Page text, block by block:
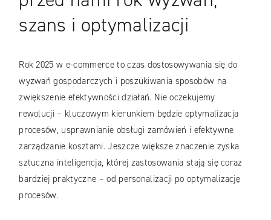
szans i optymalizacji
Rok 2025 w e-commerce to czas dostosowywania się do
wyzwań gospodarczych i poszukiwania sposobów na
zwiększenie efektywności działań. Nie oczekujemy
rewolucji – kluczowym kierunkiem będzie optymalizacja
procesów, usprawnianie obsługi zamówień i efektywne
zarządzanie kosztami. Jeszcze większe znaczenie zyska
sztuczna inteligencja, której zastosowania stają się coraz
bardziej praktyczne – od personalizacji po optymalizację
procesów.